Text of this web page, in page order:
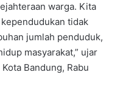
warga. Kita
tidak
jumlah penduduk,
masyarakat,” ujar
Bandung, Rabu